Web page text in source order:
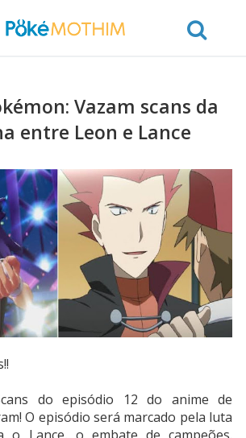
Vazam scans da
entre Leon e Lance
do episódio 12 do anime de
O episódio será marcado pela luta
o Lance, o embate de campeões.